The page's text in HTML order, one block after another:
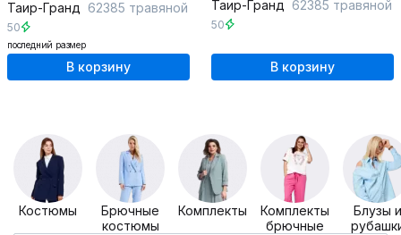
Таир-Гранд 62385 травяной
50
последний размер
В корзину
Таир-Гранд 62385 травяной
50
В корзину
Костюмы
Брючные
костюмы
Комплекты
Комплекты
брючные
Блузы и